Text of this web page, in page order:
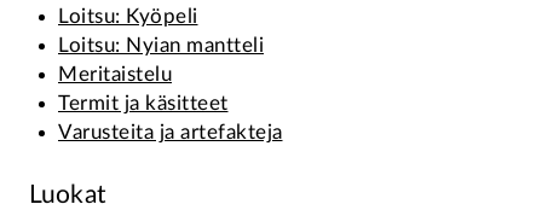
Loitsu: Kyöpeli
Loitsu: Nyian mantteli
Meritaistelu
Termit ja käsitteet
Varusteita ja artefakteja
Luokat